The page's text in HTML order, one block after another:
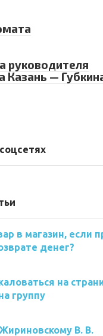
руководителя
Казань —
в магазин, если
денег?
на
группу
В. В.